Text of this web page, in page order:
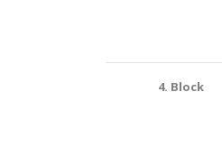
4. Block